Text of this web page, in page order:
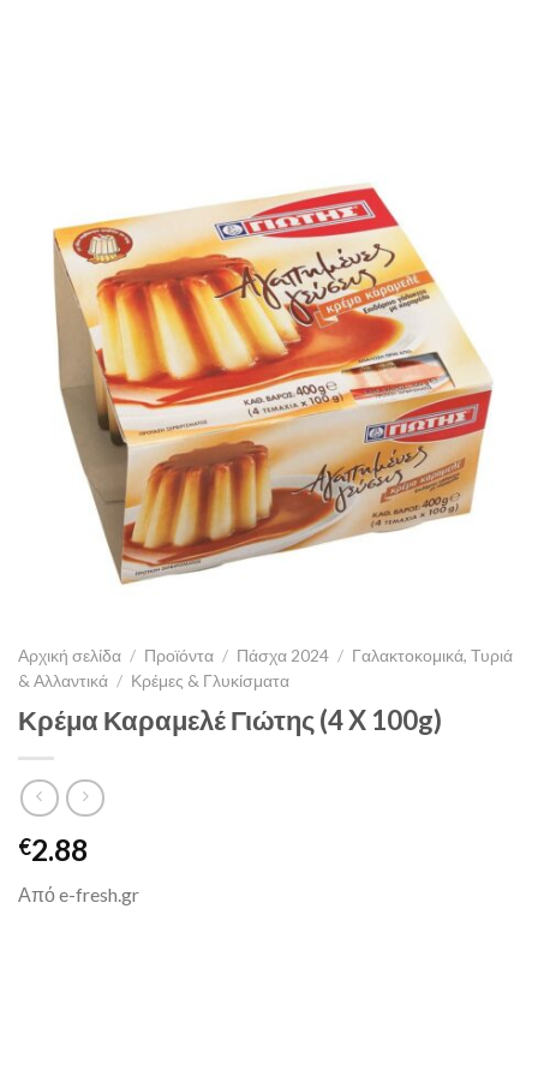
Αρχική σελίδα / Προϊόντα / Πάσχα 2024 / Γαλακτοκομικά, Τυριά
& Αλλαντικά / Κρέμες & Γλυκίσματα
Κρέμα Καραμελέ Γιώτης (4 X 100g)
€2.88
Από e-fresh.gr